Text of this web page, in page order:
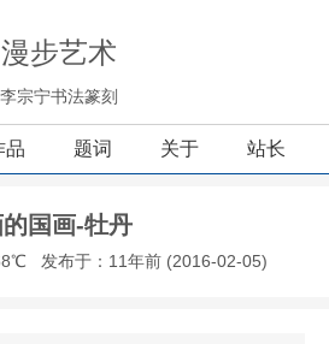
漫步艺术
李宗宁书法篆刻
品 题词 关于 站长
国画-牡丹
发布于：11年前 (2016-02-05)